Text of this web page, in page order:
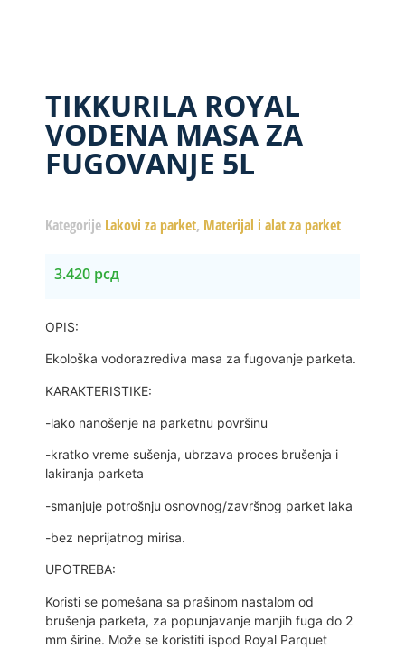
TIKKURILA ROYAL
VODENA MASA ZA
FUGOVANJE 5L
Kategorije Lakovi za parket, Materijal i alat za parket
3.420 рсд
OPIS:
Ekološka vodorazrediva masa za fugovanje parketa.
KARAKTERISTIKE:
-lako nanošenje na parketnu površinu
-kratko vreme sušenja, ubrzava proces brušenja i
lakiranja parketa
-smanjuje potrošnju osnovnog/završnog parket laka
-bez neprijatnog mirisa.
UPOTREBA:
Koristi se pomešana sa prašinom nastalom od
brušenja parketa, za popunjavanje manjih fuga do 2
mm širine. Može se koristiti ispod Royal Parquet